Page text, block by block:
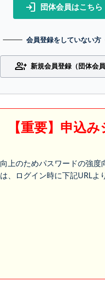
login 団体会員はこちら
会員登録をしていない方
group_add 新規会員登録（団体会員
【重要】申込
上のためパスワードの強度
、ログイン時に下記URLよ